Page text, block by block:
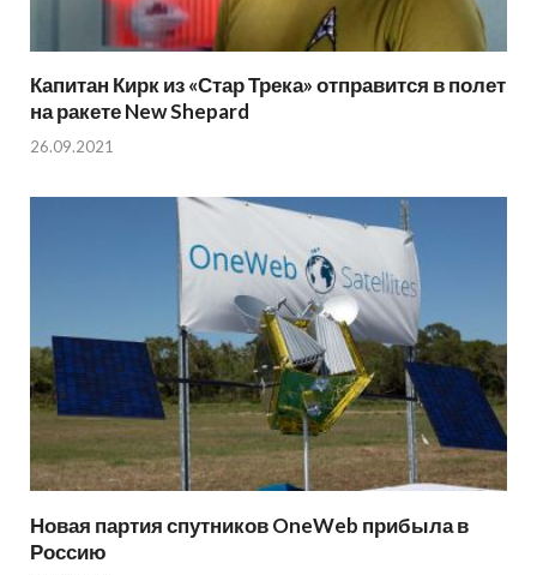
Капитан Кирк из «Стар Трека» отправится в полет
на ракете New Shepard
26.09.2021
Новая партия спутников OneWeb прибыла в
Россию